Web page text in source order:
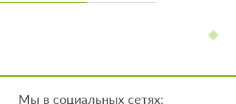
Мы в социальных сетях: